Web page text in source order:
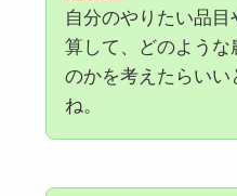
自分のやりたい品目
算して、どのような
のかを考えたらいい
ね。